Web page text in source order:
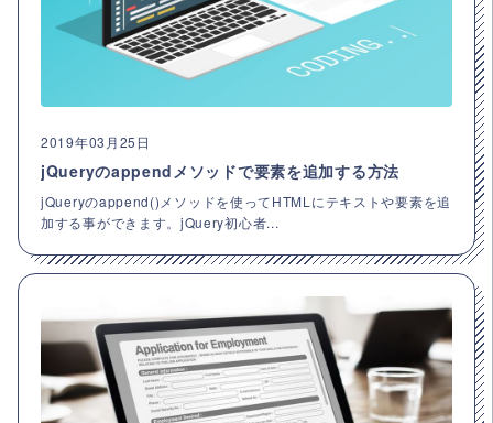
2019年03月25日
jQueryのappendメソッドで要素を追加する方法
jQueryのappend()メソッドを使ってHTMLにテキストや要素を追
加する事ができます。jQuery初心者...